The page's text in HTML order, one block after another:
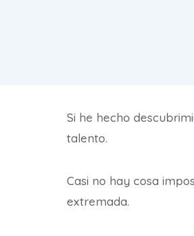
Si he hecho
talento.
Casi no hay cosa
extremada.